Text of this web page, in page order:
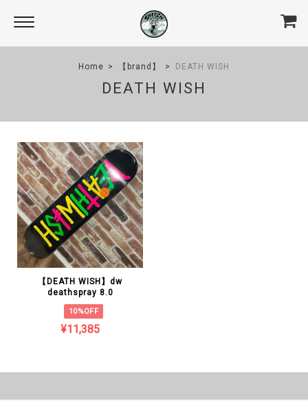
Home 【brand】 DEATH WISH
DEATH WISH
【DEATH WISH】dw
deathspray 8.0
10%OFF
¥11,385